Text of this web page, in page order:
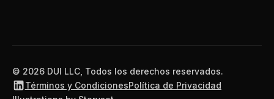
© 2026 DUI LLC, Todos los derechos reservados.
Términos y CondicionesPolítica de Privacidad